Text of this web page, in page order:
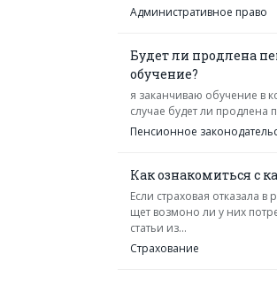
Административное право
Будет ли продлена
обучение?
я заканчиваю обучение в
случае будет ли продлена
Пенсионное
Как ознакомиться с
Если страховая отказала
щет возмоно ли у них
статьи из...
Страхование